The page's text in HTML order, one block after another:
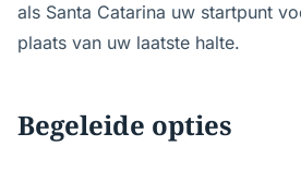
als Santa Catarina uw startpunt
plaats van uw laatste halte.
Begeleide opties